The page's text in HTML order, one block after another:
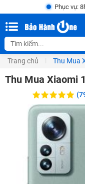
Phục vụ:
Trang chủ Thu Mua
Thu Mua Xiaomi